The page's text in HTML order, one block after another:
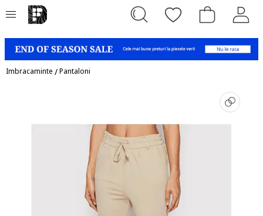
Imbracaminte /Pantaloni